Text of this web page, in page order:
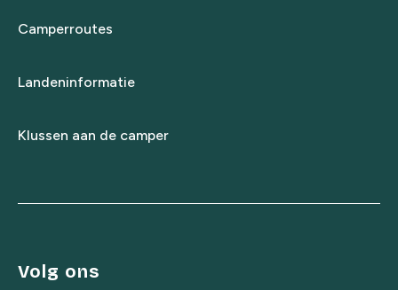
Camperroutes
Landeninformatie
Klussen aan de camper
Volg ons